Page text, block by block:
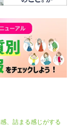
、詰まる感じがする